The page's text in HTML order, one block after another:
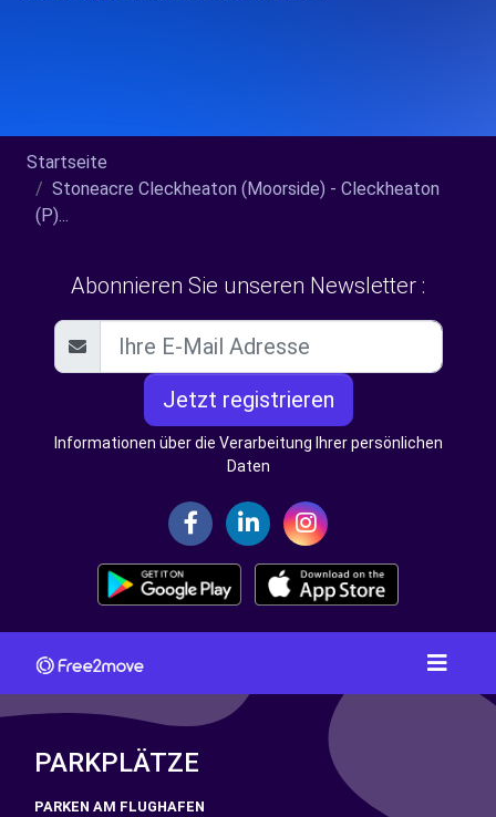
Startseite
Stoneacre Cleckheaton (Moorside) - Cleckheaton
(P)...
Abonnieren Sie unseren Newsletter :
Jetzt registrieren
Informationen über die Verarbeitung Ihrer persönlichen
Daten
PARKPLÄTZE
PARKEN AM FLUGHAFEN